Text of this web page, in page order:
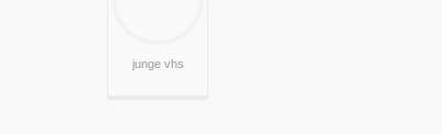
junge vhs